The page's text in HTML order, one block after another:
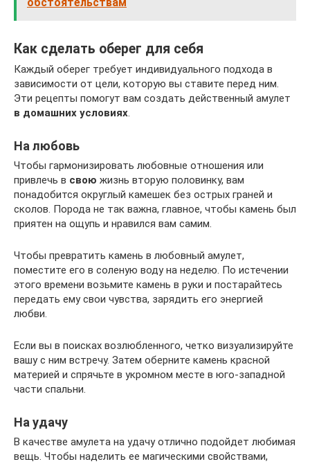
Как сделать оберег для себя
Каждый оберег требует индивидуального подхода в
зависимости от цели, которую вы ставите перед ним.
Эти рецепты помогут вам создать действенный амулет
в домашних условиях.
На любовь
Чтобы гармонизировать любовные отношения или
привлечь в свою жизнь вторую половинку, вам
понадобится округлый камешек без острых граней и
сколов. Порода не так важна, главное, чтобы камень был
приятен на ощупь и нравился вам самим.
Чтобы превратить камень в любовный амулет,
поместите его в соленую воду на неделю. По истечении
этого времени возьмите камень в руки и постарайтесь
передать ему свои чувства, зарядить его энергией
любви.
Если вы в поисках возлюбленного, четко визуализируйте
вашу с ним встречу. Затем оберните камень красной
материей и спрячьте в укромном месте в юго-западной
части спальни.
На удачу
В качестве амулета на удачу отлично подойдет любимая
вещь. Чтобы наделить ее магическими свойствами,